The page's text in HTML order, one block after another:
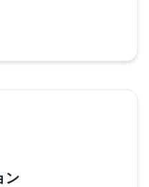
ン